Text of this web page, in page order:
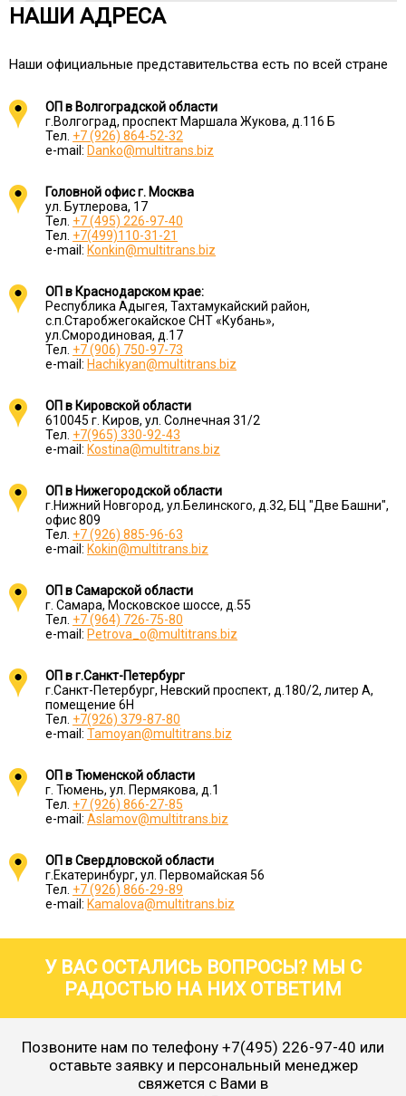
НАШИ АДРЕСА
Наши официальные представительства есть по всей стране
ОП в Волгоградской области
г.Волгоград, проспект Маршала Жукова, д.116 Б
Тел. +7 (926) 864-52-32
e-mail: Danko@multitrans.biz
Головной офис г. Москва
ул. Бутлерова, 17
Тел. +7 (495) 226-97-40
Тел. +7(499)110-31-21
e-mail: Konkin@multitrans.biz
ОП в Краснодарском крае:
Республика Адыгея, Тахтамукайский район,
с.п.Старобжегокайское СНТ «Кубань»,
ул.Смородиновая, д.17
Тел. +7 (906) 750-97-73
e-mail: Hachikyan@multitrans.biz
ОП в Кировской области
610045 г. Киров, ул. Солнечная 31/2
Тел. +7(965) 330-92-43
e-mail: Kostina@multitrans.biz
ОП в Нижегородской области
г.Нижний Новгород, ул.Белинского, д.32, БЦ "Две Башни",
офис 809
Тел. +7 (926) 885-96-63
e-mail: Kokin@multitrans.biz
ОП в Самарской области
г. Самара, Московское шоссе, д.55
Тел. +7 (964) 726-75-80
e-mail: Petrova_o@multitrans.biz
ОП в г.Санкт-Петербург
г.Санкт-Петербург, Невский проспект, д.180/2, литер А,
помещение 6Н
Тел. +7(926) 379-87-80
e-mail: Tamoyan@multitrans.biz
ОП в Тюменской области
г. Тюмень, ул. Пермякова, д.1
Тел. +7 (926) 866-27-85
e-mail: Aslamov@multitrans.biz
ОП в Свердловской области
г.Екатеринбург, ул. Первомайская 56
Тел. +7 (926) 866-29-89
e-mail: Kamalova@multitrans.biz
У ВАС ОСТАЛИСЬ ВОПРОСЫ? МЫ С
РАДОСТЬЮ НА НИХ ОТВЕТИМ
Позвоните нам по телефону +7(495) 226-97-40 или
оставьте заявку и персональный менеджер
свяжется с Вами в